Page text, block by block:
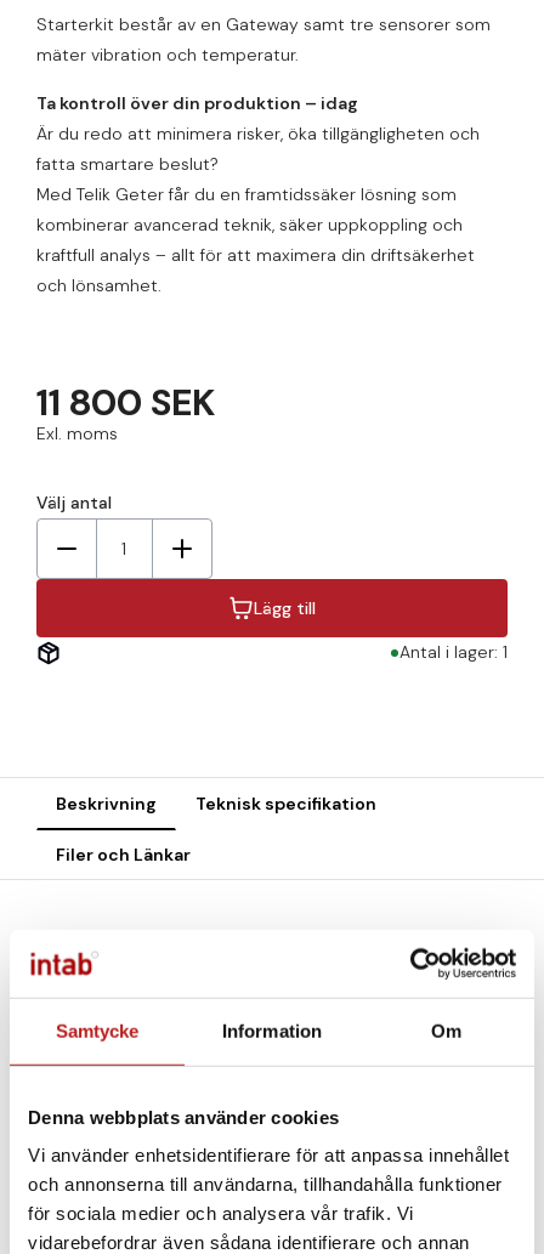
Samtycke Information Om
Denna webbplats använder cookies
Vi använder enhetsidentifierare för att anpassa innehållet
och annonserna till användarna, tillhandahålla funktioner
för sociala medier och analysera vår trafik. Vi
vidarebefordrar även sådana identifierare och annan
Starterkit består av en Gateway samt tre sensorer som
mäter vibration och temperatur.
Ta kontroll över din produktion – idag
Är du redo att minimera risker, öka tillgängligheten och
fatta smartare beslut?
Med Telik Geter får du en framtidssäker lösning som
kombinerar avancerad teknik, säker uppkoppling och
kraftfull analys – allt för att maximera din driftsäkerhet
och lönsamhet.
11 800 SEK
Exl. moms
Välj antal
1
Lägg till
Antal i lager: 1
Beskrivning Teknisk specifikation
Filer och Länkar
Telik Geter – Precision som gör skillnad
Få djupgående insikter i dina tillgångars hälsa med en
triaxiella accelerometern levererar exakta mätvärden för
vibration och temperatur, och ger dig både trendanalys
Varför välja Telik Geter?
• Fånga problem tidigt med högupplöst data (upp till 1